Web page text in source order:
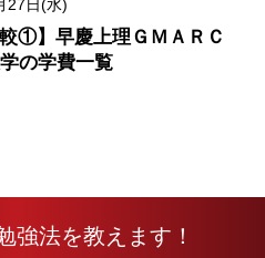
27日(水)
較①】早慶上理ＧＭＡＲＣ
の学費一覧
強法を教えます！